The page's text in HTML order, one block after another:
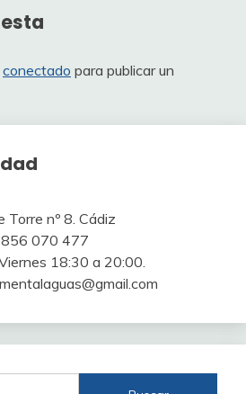
conectado para publicar un
Torre nº 8. Cádiz
856 070 477
18:30 a 20:00.